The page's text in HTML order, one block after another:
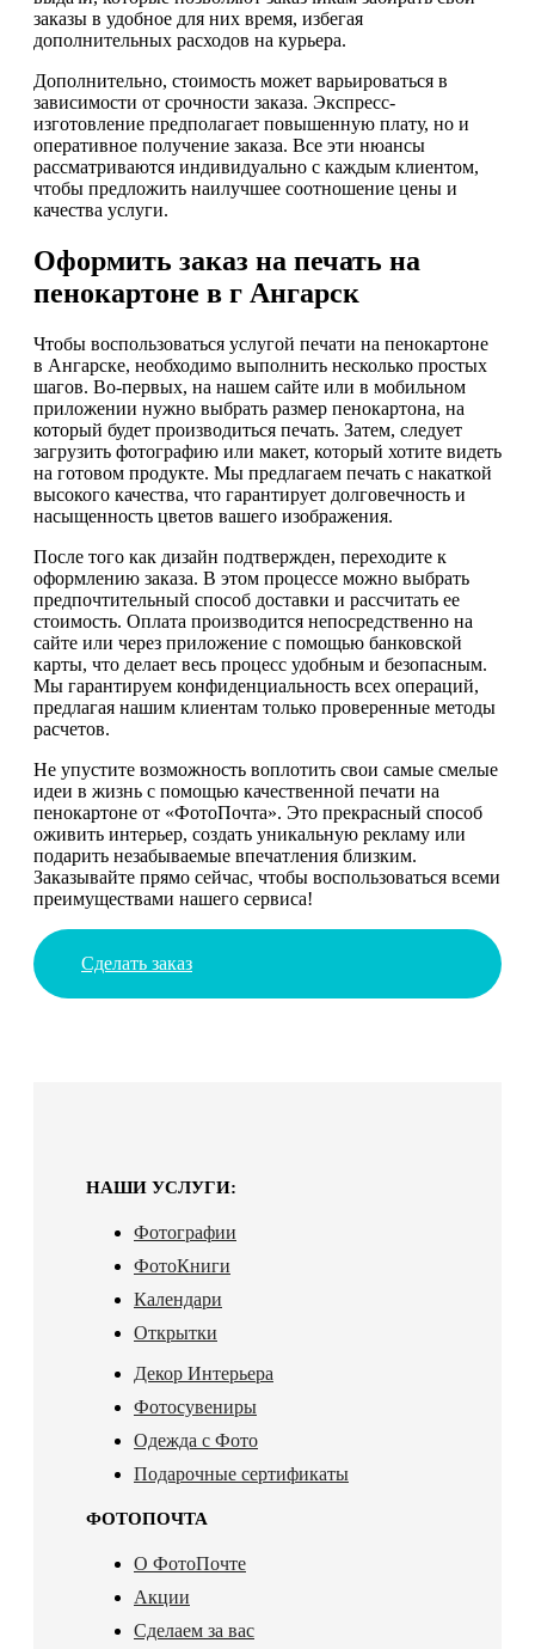
заказы в удобное для них время, избегая
дополнительных расходов на курьера.
Дополнительно, стоимость может варьироваться в
зависимости от срочности заказа. Экспресс-
изготовление предполагает повышенную плату, но и
оперативное получение заказа. Все эти нюансы
рассматриваются индивидуально с каждым клиентом,
чтобы предложить наилучшее соотношение цены и
качества услуги.
Оформить заказ на печать на
пенокартоне в г Ангарск
Чтобы воспользоваться услугой печати на пенокартоне
в Ангарске, необходимо выполнить несколько простых
шагов. Во-первых, на нашем сайте или в мобильном
приложении нужно выбрать размер пенокартона, на
который будет производиться печать. Затем, следует
загрузить фотографию или макет, который хотите видеть
на готовом продукте. Мы предлагаем печать с накаткой
высокого качества, что гарантирует долговечность и
насыщенность цветов вашего изображения.
После того как дизайн подтвержден, переходите к
оформлению заказа. В этом процессе можно выбрать
предпочтительный способ доставки и рассчитать ее
стоимость. Оплата производится непосредственно на
сайте или через приложение с помощью банковской
карты, что делает весь процесс удобным и безопасным.
Мы гарантируем конфиденциальность всех операций,
предлагая нашим клиентам только проверенные методы
расчетов.
Не упустите возможность воплотить свои самые смелые
идеи в жизнь с помощью качественной печати на
пенокартоне от «ФотоПочта». Это прекрасный способ
оживить интерьер, создать уникальную рекламу или
подарить незабываемые впечатления близким.
Заказывайте прямо сейчас, чтобы воспользоваться всеми
преимуществами нашего сервиса!
Сделать заказ
НАШИ УСЛУГИ:
Фотографии
ФотоКниги
Календари
Открытки
Декор Интерьера
Фотосувениры
Одежда с Фото
Подарочные сертификаты
ФОТОПОЧТА
О ФотоПочте
Акции
Сделаем за вас